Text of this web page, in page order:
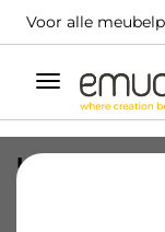
Voor alle
Umschaltbare
Navigation
kledingkast,
Mokka